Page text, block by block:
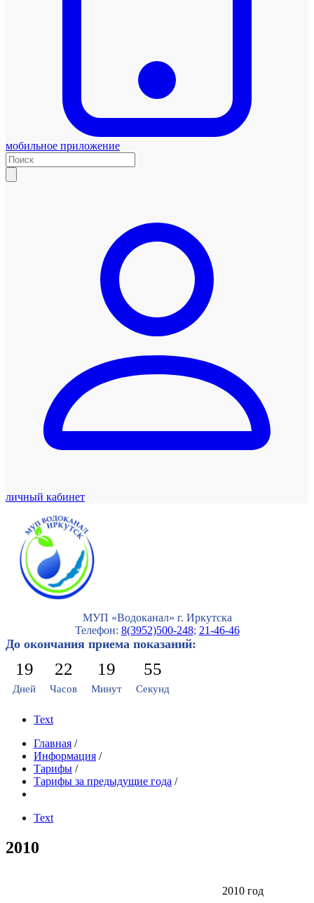
мобильное приложение
личный кабинет
МУП «Водоканал» г. Иркутска
Телефон: 8(3952)500-248; 21-46-46
До окончания приема показаний:
19
Дней
22
Часов
19
Минут
54
Секунд
Text
Главная /
Информация /
Тарифы /
Тарифы за предыдущие года /
Text
2010
2010 год